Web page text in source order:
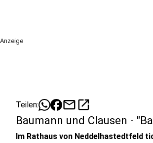
Anzeige
Teilen: mailopen_in_new
Baumann und Clausen -
Im Rathaus von Neddelhastedtfeld